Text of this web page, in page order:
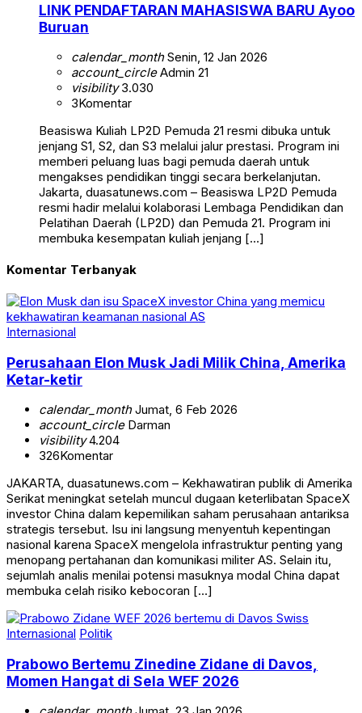
LINK PENDAFTARAN MAHASISWA BARU Ayoo
Buruan
calendar_monthSenin, 12 Jan 2026
account_circleAdmin 21
visibility3.030
3Komentar
Beasiswa Kuliah LP2D Pemuda 21 resmi dibuka untuk
jenjang S1, S2, dan S3 melalui jalur prestasi. Program ini
memberi peluang luas bagi pemuda daerah untuk
mengakses pendidikan tinggi secara berkelanjutan.
Jakarta, duasatunews.com – Beasiswa LP2D Pemuda
resmi hadir melalui kolaborasi Lembaga Pendidikan dan
Pelatihan Daerah (LP2D) dan Pemuda 21. Program ini
membuka kesempatan kuliah jenjang […]
Komentar Terbanyak
Internasional
Perusahaan Elon Musk Jadi Milik China, Amerika
Ketar-ketir
calendar_monthJumat, 6 Feb 2026
account_circleDarman
visibility4.204
326Komentar
JAKARTA, duasatunews.com – Kekhawatiran publik di Amerika
Serikat meningkat setelah muncul dugaan keterlibatan SpaceX
investor China dalam kepemilikan saham perusahaan antariksa
strategis tersebut. Isu ini langsung menyentuh kepentingan
nasional karena SpaceX mengelola infrastruktur penting yang
menopang pertahanan dan komunikasi militer AS. Selain itu,
sejumlah analis menilai potensi masuknya modal China dapat
membuka celah risiko kebocoran […]
Internasional Politik
Prabowo Bertemu Zinedine Zidane di Davos,
Momen Hangat di Sela WEF 2026